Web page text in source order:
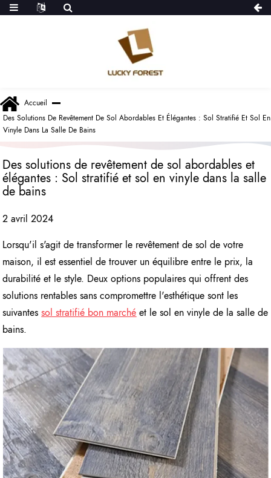
Accueil
Des Solutions De Revêtement De Sol Abordables Et Élégantes : Sol Stratifié Et Sol En
Vinyle Dans La Salle De Bains
Des solutions de revêtement de sol abordables et
élégantes : Sol stratifié et sol en vinyle dans la salle
de bains
2 avril 2024
Lorsqu'il s'agit de transformer le revêtement de sol de votre
maison, il est essentiel de trouver un équilibre entre le prix, la
durabilité et le style. Deux options populaires qui offrent des
solutions rentables sans compromettre l'esthétique sont les
suivantessol stratifié bon marché et le sol en vinyle de la salle de
bains.